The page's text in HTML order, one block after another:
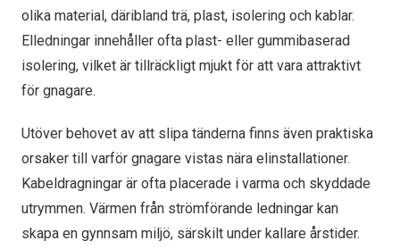
olika material, däribland trä, plast, isolering och kablar.
Elledningar innehåller ofta plast- eller gummibaserad
isolering, vilket är tillräckligt mjukt för att vara attraktivt
för gnagare.
Utöver behovet av att slipa tänderna finns även praktiska
orsaker till varför gnagare vistas nära elinstallationer.
Kabeldragningar är ofta placerade i varma och skyddade
utrymmen. Värmen från strömförande ledningar kan
skapa en gynnsam miljö, särskilt under kallare årstider.